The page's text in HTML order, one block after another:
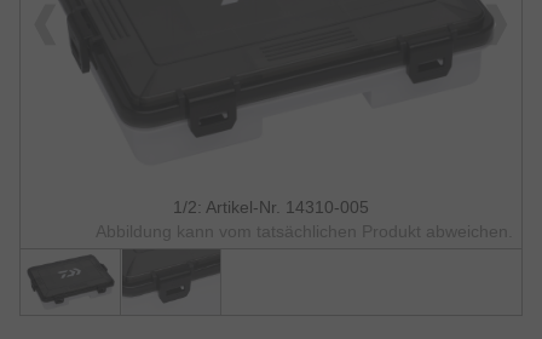
1/2: Artikel-Nr. 14310-005
Abbildung kann vom tatsächlichen Produkt abweichen.